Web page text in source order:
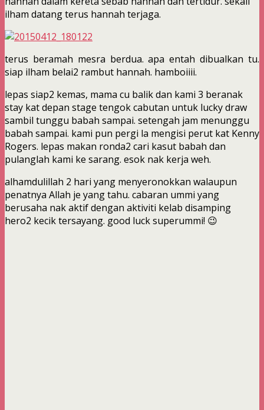
ilham datang terus hannah terjaga.
terus beramah mesra berdua. apa entah dibualkan tu.
siap ilham belai2 rambut hannah. hamboiiii.
lepas siap2 kemas, mama cu balik dan kami 3 beranak
stay kat depan stage tengok cabutan untuk lucky draw
sambil tunggu babah sampai. setengah jam menunggu
babah sampai. kami pun pergi la mengisi perut kat Kenny
Rogers. lepas makan ronda2 cari kasut babah dan
pulanglah kami ke sarang. esok nak kerja weh.
alhamdulillah 2 hari yang menyeronokkan walaupun
penatnya Allah je yang tahu. cabaran ummi yang
berusaha nak aktif dengan aktiviti kelab disamping
hero2 kecik tersayang. good luck superummi! 😉